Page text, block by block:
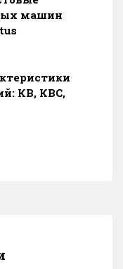
машин
КВ, КВС,